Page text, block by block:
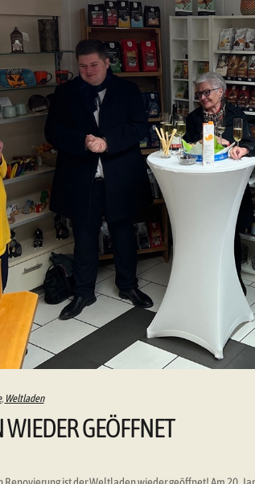
, Weltladen
GEÖFFNET